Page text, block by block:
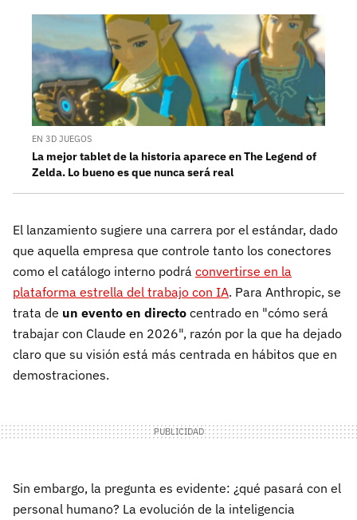
EN 3D JUEGOS
La mejor tablet de la historia aparece en The Legend of
Zelda. Lo bueno es que nunca será real
El lanzamiento sugiere una carrera por el estándar, dado
que aquella empresa que controle tanto los conectores
como el catálogo interno podrá convertirse en la
plataforma estrella del trabajo con IA. Para Anthropic, se
trata de un evento en directo centrado en "cómo será
trabajar con Claude en 2026", razón por la que ha dejado
claro que su visión está más centrada en hábitos que en
demostraciones.
Sin embargo, la pregunta es evidente: ¿qué pasará con el
personal humano? La evolución de la inteligencia